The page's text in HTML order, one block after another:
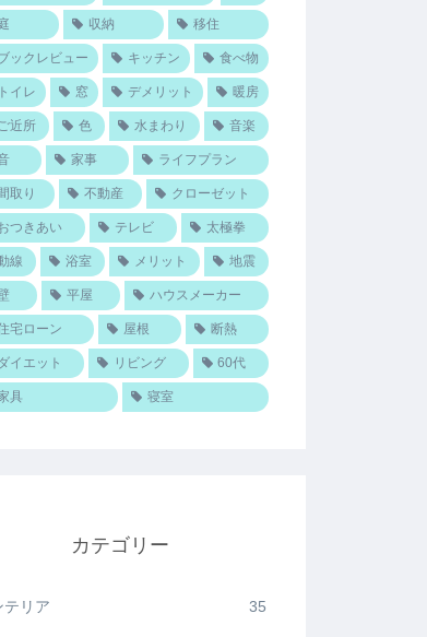
収納 移住
ックレビュー キッチン 食べ物
トイレ 窓 デメリット 暖房
近所 色 水まわり 音楽
家事 ライフプラン
取り 不動産 クローゼット
つきあい テレビ 太極拳
線 浴室 メリット 地震
平屋 ハウスメーカー
宅ローン 屋根 断熱
イエット リビング 60代
具 寝室
カテゴリー
テリア 35